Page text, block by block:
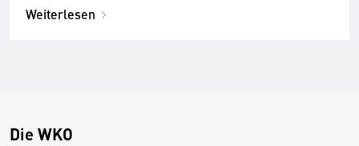
Weiterlesen
Die WKO